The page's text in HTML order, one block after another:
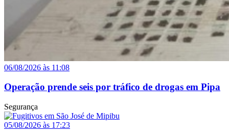
06/08/2026 às 11:08
Operação prende seis por tráfico de drogas em Pipa
Segurança
05/08/2026 às 17:23